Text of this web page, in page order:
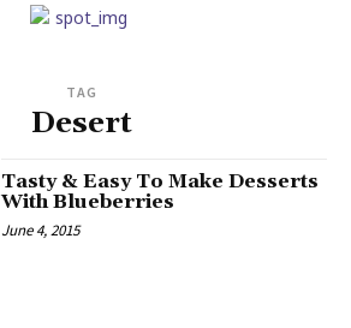
TAG
Desert
Tasty & Easy To Make Desserts
With Blueberries
June 4, 2015